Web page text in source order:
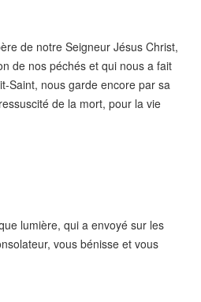
de notre Seigneur Jésus Christ,
de nos péchés et qui nous a fait
Saint, nous garde encore par sa
de la mort, pour la vie
lumière, qui a envoyé sur les
vous bénisse et vous